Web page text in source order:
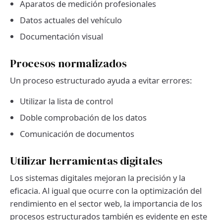
Aparatos de medición profesionales
Datos actuales del vehículo
Documentación visual
Procesos normalizados
Un proceso estructurado ayuda a evitar errores:
Utilizar la lista de control
Doble comprobación de los datos
Comunicación de documentos
Utilizar herramientas digitales
Los sistemas digitales mejoran la precisión y la
eficacia. Al igual que ocurre con la optimización del
rendimiento en el sector web, la importancia de los
procesos estructurados también es evidente en este